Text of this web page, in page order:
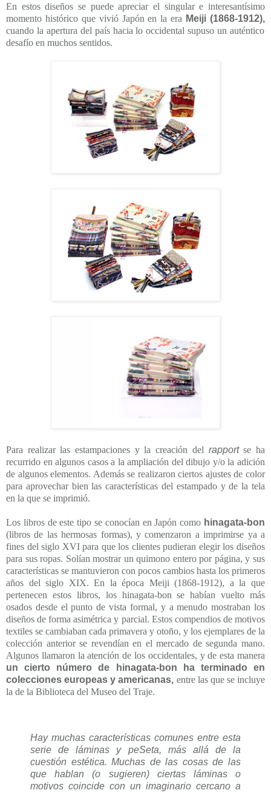
En estos diseños se puede apreciar el singular e interesantísimo
momento histórico que vivió Japón en la era Meiji (1868-1912),
cuando la apertura del país hacia lo occidental supuso un auténtico
desafío en muchos sentidos.
Para realizar las estampaciones y la creación del rapport se ha
recurrido en algunos casos a la ampliación del dibujo y/o la adición
de algunos elementos. Además se realizaron ciertos ajustes de color
para aprovechar bien las características del estampado y de la tela
en la que se imprimió.
Los libros de este tipo se conocían en Japón como hinagata-bon
(libros de las hermosas formas), y comenzaron a imprimirse ya a
fines del siglo XVI para que los clientes pudieran elegir los diseños
para sus ropas. Solían mostrar un quimono entero por página, y sus
características se mantuvieron con pocos cambios hasta los primeros
años del siglo XIX. En la época Meiji (1868-1912), a la que
pertenecen estos libros, los hinagata-bon se habían vuelto más
osados desde el punto de vista formal, y a menudo mostraban los
diseños de forma asimétrica y parcial. Estos compendios de motivos
textiles se cambiaban cada primavera y otoño, y los ejemplares de la
colección anterior se revendían en el mercado de segunda mano.
Algunos llamaron la atención de los occidentales, y de esta manera
un cierto número de hinagata-bon ha terminado en
colecciones europeas y americanas, entre las que se incluye
la de la Biblioteca del Museo del Traje.
Hay muchas características comunes entre esta
serie de láminas y peSeta, más allá de la
cuestión estética. Muchas de las cosas de las
que hablan (o sugieren) ciertas láminas o
motivos coincide con un imaginario cercano a